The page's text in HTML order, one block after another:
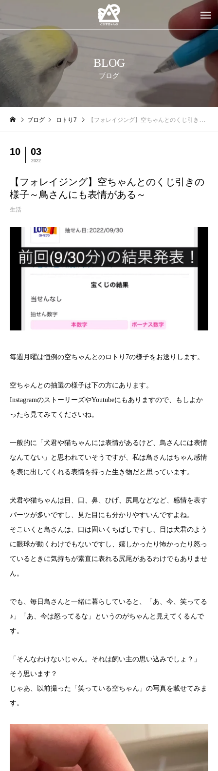
BLOG
ブログ
ブログ ロトり7 【フォレイジング】空ちゃんとのくじ引きの様子～鳥さんにも表情がある～
10 03
2022
【フォレイジング】空ちゃんとのくじ引きの
様子～鳥さんにも表情がある～
生活
毎週月曜は恒例の空ちゃんとのロトり7の様子をお送りします。
空ちゃんとの抽選の様子は下の方にあります。
InstagramのストーリーズやYoutubeにもありますので、もしよか
ったら見てみてくださいね。
一般的に「犬君や猫ちゃんには表情があるけど、鳥さんには表情
なんてない」と思われていそうですが、私は鳥さんはちゃん感情
を表に出してくれる表情を持った生き物だと思っています。
犬君や猫ちゃんは目、口、鼻、ひげ、尻尾などなど、感情を表す
パーツが多いですし、見た目にも分かりやすいんですよね。
そこいくと鳥さんは、口は固いくちばしですし、目は犬君のよう
に眼球が動くわけでもないですし、嬉しかったり怖かったり怒っ
ているときに気持ちが素直に表れる尻尾があるわけでもありませ
ん。
でも、毎日鳥さんと一緒に暮らしていると、「あ、今、笑ってる
♪」「あ、今は怒ってるな」というのがちゃんと見えてくるんで
す。
「そんなわけないじゃん。それは飼い主の思い込みでしょ？」
そう思います？
じゃあ、以前撮った「笑っている空ちゃん」の写真を載せてみま
す。